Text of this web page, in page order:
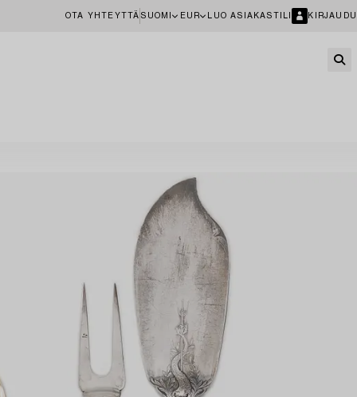
OTA YHTEYTTÄ SUOMI EUR LUO ASIAKASTILI KIRJAUDU